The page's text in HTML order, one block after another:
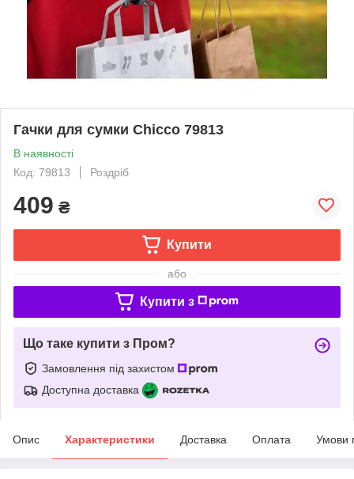
Гачки для сумки Chicco 79813
В наявності
Код: 79813
Роздріб
409 ₴
Купити
або
Купити з
Що таке купити з Пром?
Замовлення під захистом
Доступна доставка
Опис Характеристики Доставка Оплата Умови